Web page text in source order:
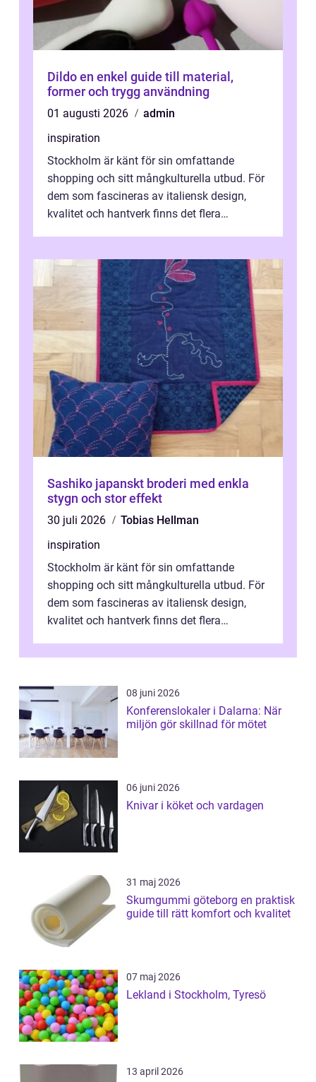
Dildo en enkel guide till material,
former och trygg användning
01 augusti 2026
admin
inspiration
Stockholm är känt för sin omfattande
shopping och sitt mångkulturella utbud. För
dem som fascineras av italiensk design,
kvalitet och hantverk finns det flera
Sashiko japanskt broderi med enkla
stygn och stor effekt
30 juli 2026
Tobias Hellman
inspiration
Stockholm är känt för sin omfattande
shopping och sitt mångkulturella utbud. För
dem som fascineras av italiensk design,
kvalitet och hantverk finns det flera
08 juni 2026
Konferenslokaler i Dalarna: När
miljön gör skillnad för mötet
06 juni 2026
Knivar i köket och vardagen
31 maj 2026
Skumgummi göteborg en praktisk
guide till rätt komfort och kvalitet
07 maj 2026
Lekland i Stockholm, Tyresö
13 april 2026